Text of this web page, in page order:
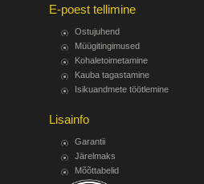
E-poest tellimine
Ostujuhend
Müügitingimused
Kohaletoimetamine
Kauba tagastamine
Isikuandmete töötlemine
Lisainfo
Garantii
Järelmaks
Mõõttabelid